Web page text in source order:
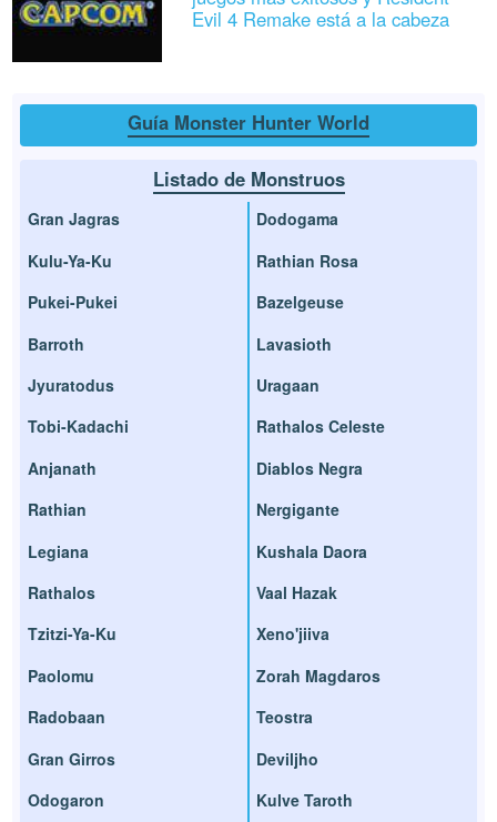
Evil 4 Remake está a la cabeza
Guía Monster Hunter World
Listado de Monstruos
Gran Jagras
Kulu-Ya-Ku
Pukei-Pukei
Barroth
Jyuratodus
Tobi-Kadachi
Anjanath
Rathian
Legiana
Rathalos
Tzitzi-Ya-Ku
Paolomu
Radobaan
Gran Girros
Odogaron
Dodogama
Rathian Rosa
Bazelgeuse
Lavasioth
Uragaan
Rathalos Celeste
Diablos Negra
Nergigante
Kushala Daora
Vaal Hazak
Xeno'jiiva
Zorah Magdaros
Teostra
Deviljho
Kulve Taroth